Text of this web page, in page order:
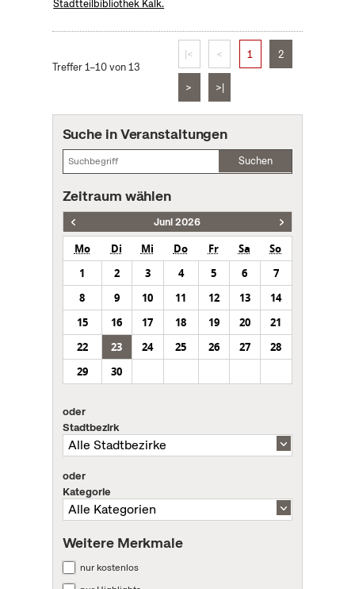
Stadtteilbibliothek Kalk.
Treffer 1–10 von 13
|< < 1 2
> >|
Suche in Veranstaltungen
Suchen
Zeitraum wählen
Juni 2026
Mo Di Mi Do Fr Sa
So
1
2 3 4 5 6
7
8
9 10 11 12 13
14
15
16 17 18 19 20
21
22
23 24 25 26 27
28
29
30
oder
Stadtbezirk
oder
Kategorie
Weitere Merkmale
nur kostenlos